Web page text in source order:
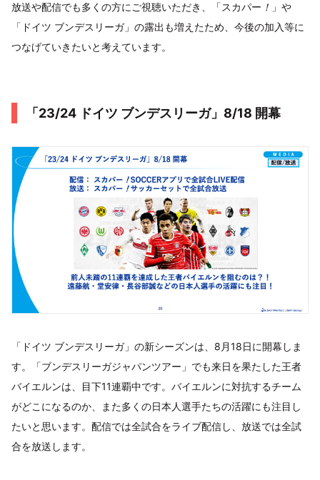
放送や配信でも多くの方にご視聴いただき、「スカパー ！ 」や
「ドイツ ブンデスリーガ」の露出も増えたため、今後の加入等に
つなげていきたいと考えています。
「23/24 ドイツ ブンデスリーガ」8/18 開幕
「ドイツ ブンデスリーガ」の新シーズンは、8月18日に開幕しま
す。「ブンデスリーガジャパンツアー」でも来日を果たした王者
バイエルンは、目下11連覇中です。バイエルンに対抗するチーム
がどこになるのか、また多くの日本人選手たちの活躍にも注目し
たいと思います。配信では全試合をライブ配信し、放送では全試
合を放送します。